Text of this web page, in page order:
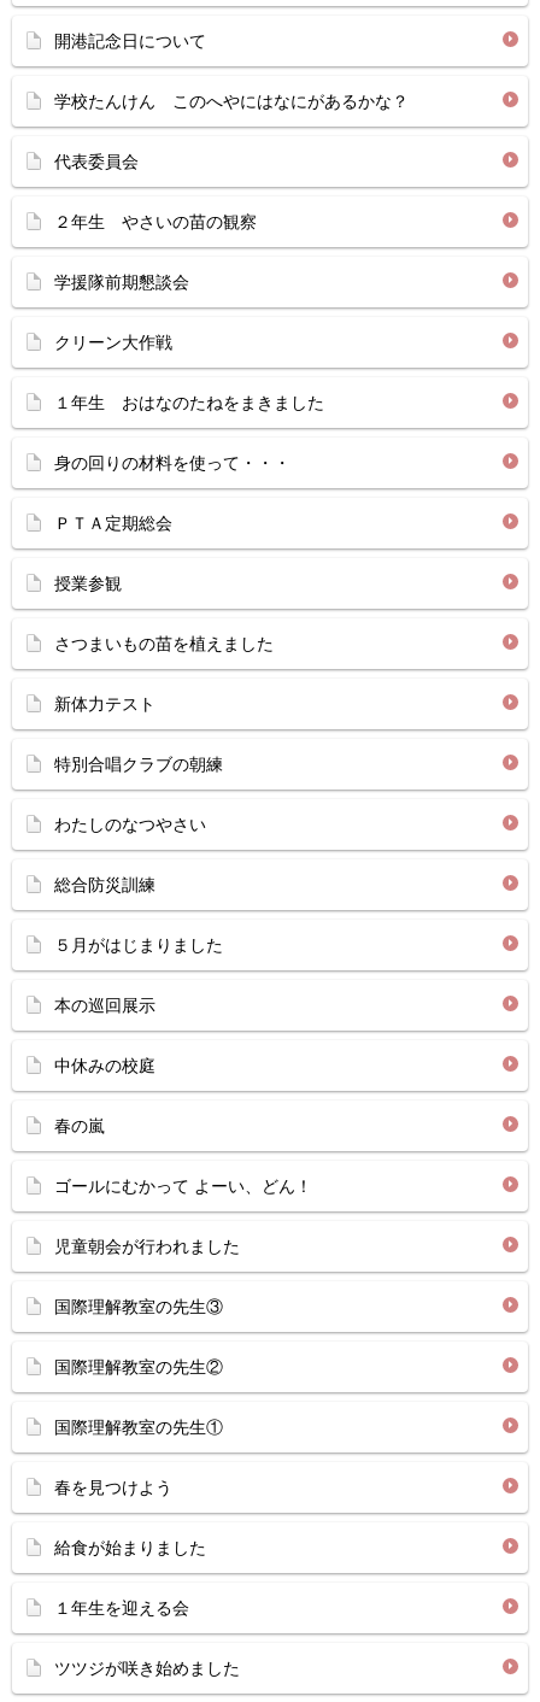
開港記念日について
学校たんけん このへやにはなにがあるかな？
代表委員会
２年生 やさいの苗の観察
学援隊前期懇談会
クリーン大作戦
１年生 おはなのたねをまきました
身の回りの材料を使って・・・
ＰＴＡ定期総会
授業参観
さつまいもの苗を植えました
新体力テスト
特別合唱クラブの朝練
わたしのなつやさい
総合防災訓練
５月がはじまりました
本の巡回展示
中休みの校庭
春の嵐
ゴールにむかって よーい、どん！
児童朝会が行われました
国際理解教室の先生③
国際理解教室の先生②
国際理解教室の先生①
春を見つけよう
給食が始まりました
１年生を迎える会
ツツジが咲き始めました